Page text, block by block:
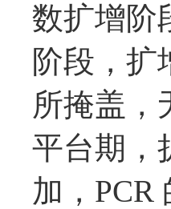
数扩增阶
阶段，扩
所掩盖，
平台期，
加，PCR